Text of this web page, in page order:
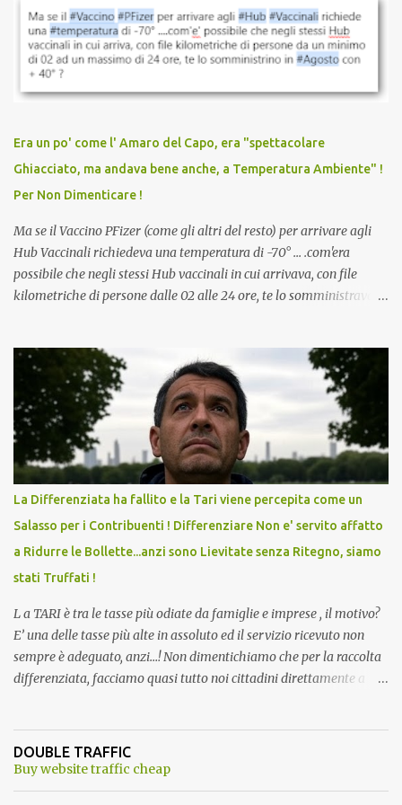
vaccinazione. Non avevamo mai sentito parlare di ricompense,
sconti, incentivi per vaccinarsi. Non avevamo mai visto
discriminazioni per coloro che non l’hanno fatto. Se non sei stato
vaccinato, nessuno aveva prima cercato di farti sentire una
persona cattiva. Non avevamo mai visto un vaccino che minacci le
vaccino usato per minacciare i mezzi di sussistenza, il lavoro o la
scuola. Non avevamo mai visto un vaccino che permettesse a un
dodicenne di ignorare il consenso dei genitori. Dopo tutti i vaccini
che abbiamo elencato sopra...
Era un po' come l' Amaro del Capo, era "spettacolare
Ghiacciato, ma andava bene anche, a Temperatura Ambiente" !
Per Non Dimenticare !
Ma se il Vaccino PFizer (come gli altri del resto) per arrivare agli
Hub Vaccinali richiedeva una temperatura di -70° ... .com'era
possibile che negli stessi Hub vaccinali in cui arrivava, con file
kilometriche di persone dalle 02 alle 24 ore, te lo somministravano
Vaccino come: l' Amaro del Capo, era "spettacolare Ghiacciato, ma
andava bene anche, a Temperatura Ambiente"! Riproponiamo
l'articolo per NON Dimenticare!
La Differenziata ha fallito e la Tari viene percepita come un
Salasso per i Contribuenti ! Differenziare Non e' servito affatto
a Ridurre le Bollette...anzi sono Lievitate senza Ritegno, siamo
stati Truffati !
L a TARI è tra le tasse più odiate da famiglie e imprese , il motivo?
E’ una delle tasse più alte in assoluto ed il servizio ricevuto non
sempre è adeguato, anzi…! Non dimentichiamo che per la raccolta
differenziata, facciamo quasi tutto noi cittadini direttamente a
come terrazzi o giardini). Inoltre dobbiamo perdere tempo a
dividere tutti i materiali. ...e lo facevamo inizialmente anche con
DOUBLE TRAFFIC
Buy website traffic cheap